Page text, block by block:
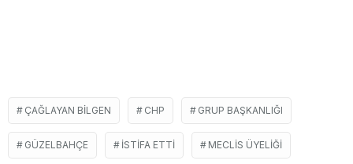
ÇAĞLAYAN BILGEN CHP GRUP BAŞKANLIĞI
GÜZELBAHÇE ISTIFA ETTI MECLIS ÜYELIĞI